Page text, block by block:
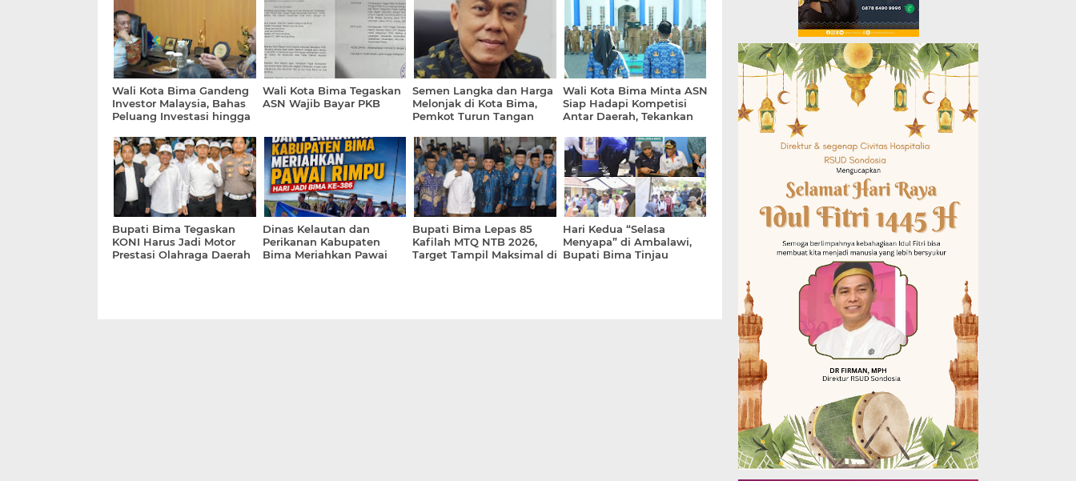
Wali Kota Bima Gandeng
Investor Malaysia, Bahas
Peluang Investasi hingga
Wali Kota Bima Tegaskan
ASN Wajib Bayar PKB
Semen Langka dan Harga
Melonjak di Kota Bima,
Pemkot Turun Tangan
Wali Kota Bima Minta ASN
Siap Hadapi Kompetisi
Antar Daerah, Tekankan
Bupati Bima Tegaskan
KONI Harus Jadi Motor
Prestasi Olahraga Daerah
Dinas Kelautan dan
Perikanan Kabupaten
Bima Meriahkan Pawai
Bupati Bima Lepas 85
Kafilah MTQ NTB 2026,
Target Tampil Maksimal di
Hari Kedua “Selasa
Menyapa” di Ambalawi,
Bupati Bima Tinjau